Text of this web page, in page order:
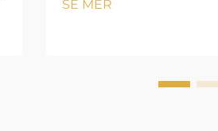
linjeavstand: normal;
SE MER